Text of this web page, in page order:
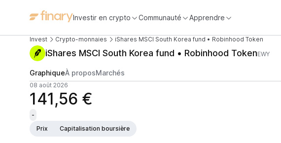
Investir en crypto Communauté Apprendre
Invest Crypto-monnaies iShares MSCI South Korea fund • Robinhood Token
iShares MSCI South Korea fund • Robinhood TokenEWY
GraphiqueÀ proposMarchés
08 août 2026
141,56 €
-
Prix
Capitalisation boursière